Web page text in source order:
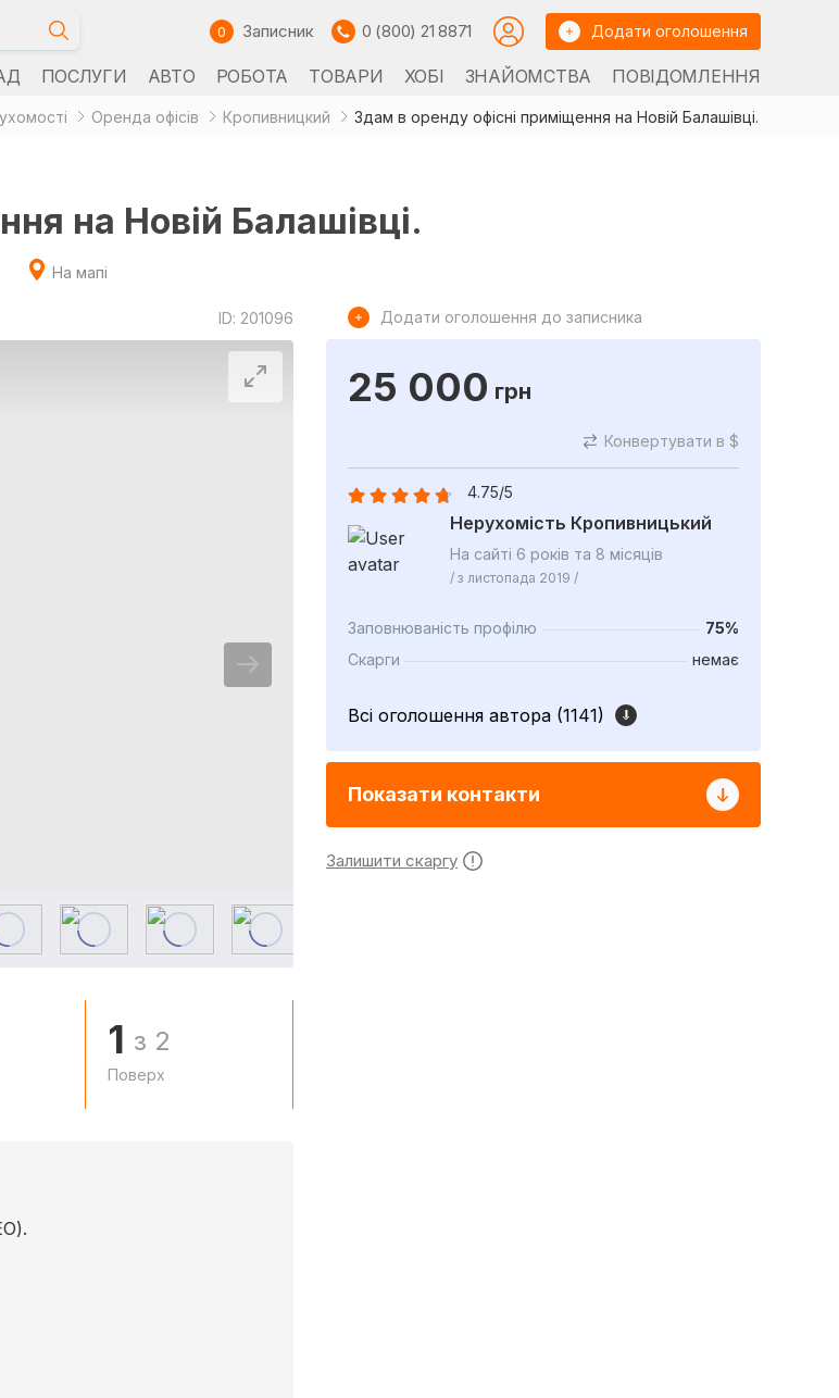
0 Записник 0 (800) 21 8871 Додати оголошення
ПОСЛУГИ АВТО РОБОТА ТОВАРИ ХОБІ ЗНАЙОМСТВА ПОВІДОМЛЕННЯ
Оренда офісів Кропивницкий Здам в оренду офісні приміщення на Новій Балашівці.
на Новій Балашівці.
На мапі
ID: 201096
1 з 2
Поверх
Додати оголошення до записника
25 000 грн
Конвертувати в $
4.75/5
Нерухомість Кропивницький
На сайті 6 років та 8 місяців
/ з листопада 2019 /
Заповнюваність профілю
75%
Скарги
немає
Всі оголошення автора (1141)
Показати контакти
Залишити скаргу